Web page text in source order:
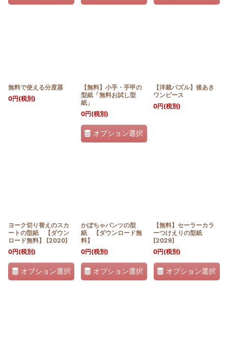
無料で使える分度器
0円(税別)
【無料】小手・手甲の
型紙「無料お試し型
紙」
0円(税別)
オプション選択
【洋裁パズル】後あき
ワンピース
0円(税別)
ヨーク切り替えのスカ
ートの型紙 【ダウン
ロード無料】
[2020]
0円(税別)
オプション選択
かぼちゃパンツの型
紙 【ダウンロード無
料】
0円(税別)
オプション選択
【無料】セーラーカラ
ーつけえりの型紙
[2029]
0円(税別)
オプション選択